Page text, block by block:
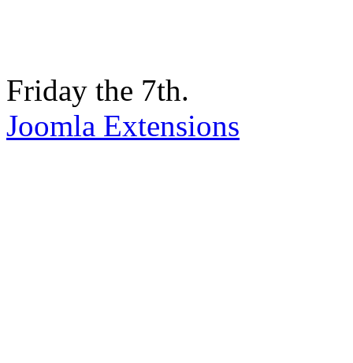
Friday the 7th.
Joomla Extensions